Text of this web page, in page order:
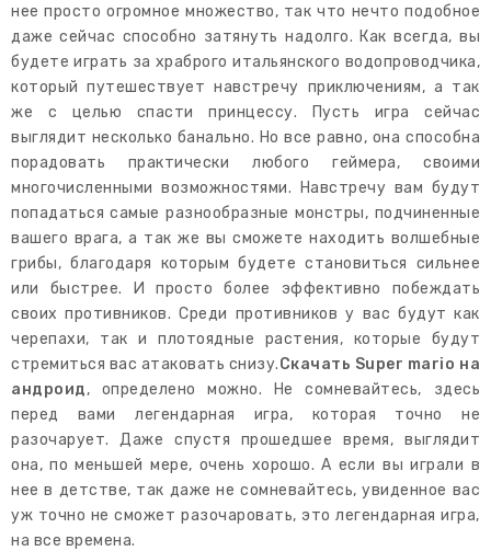
нее просто огромное множество, так что нечто подобное
даже сейчас способно затянуть надолго. Как всегда, вы
будете играть за храброго итальянского водопроводчика,
который путешествует навстречу приключениям, а так
же с целью спасти принцессу. Пусть игра сейчас
выглядит несколько банально. Но все равно, она способна
порадовать практически любого геймера, своими
многочисленными возможностями. Навстречу вам будут
попадаться самые разнообразные монстры, подчиненные
вашего врага, а так же вы сможете находить волшебные
грибы, благодаря которым будете становиться сильнее
или быстрее. И просто более эффективно побеждать
своих противников. Среди противников у вас будут как
черепахи, так и плотоядные растения, которые будут
стремиться вас атаковать снизу.Скачать Super mario на
андроид, определено можно. Не сомневайтесь, здесь
перед вами легендарная игра, которая точно не
разочарует. Даже спустя прошедшее время, выглядит
она, по меньшей мере, очень хорошо. А если вы играли в
нее в детстве, так даже не сомневайтесь, увиденное вас
уж точно не сможет разочаровать, это легендарная игра,
на все времена.